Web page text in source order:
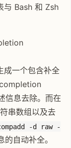
与 Bash 和 Zsh
成一个包含补全
信息去除。而在
串数组以及去
-d raw -
自动补全。